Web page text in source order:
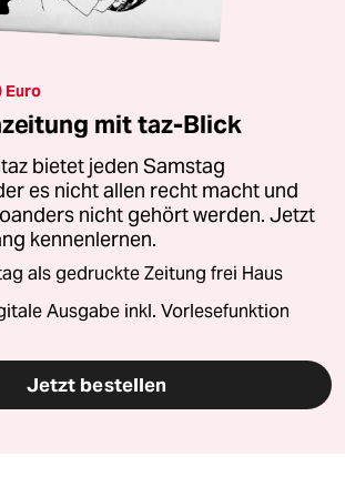
Euro
mit taz-Blick
bietet jeden Samstag
es nicht allen recht macht und
nicht gehört werden. Jetzt
kennenlernen.
als gedruckte Zeitung frei Haus
Ausgabe inkl. Vorlesefunktion
Jetzt bestellen